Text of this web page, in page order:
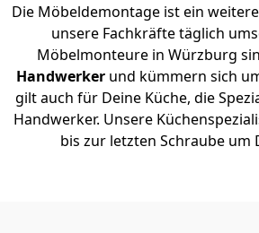
Die Möbeldemontage ist ein
unsere Fachkräfte täglich
Möbelmonteure in Würzburg
Handwerker und kümmern sich
gilt auch für Deine Küche, die
Handwerker. Unsere
bis zur letzten Schraube um